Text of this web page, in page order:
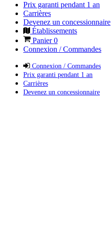
Prix garanti pendant 1 an
Carrières
Devenez un concessionnaire
Établissements
Panier0
Connexion / Commandes
Connexion / Commandes
Prix garanti pendant 1 an
Carrières
Devenez un concessionnaire